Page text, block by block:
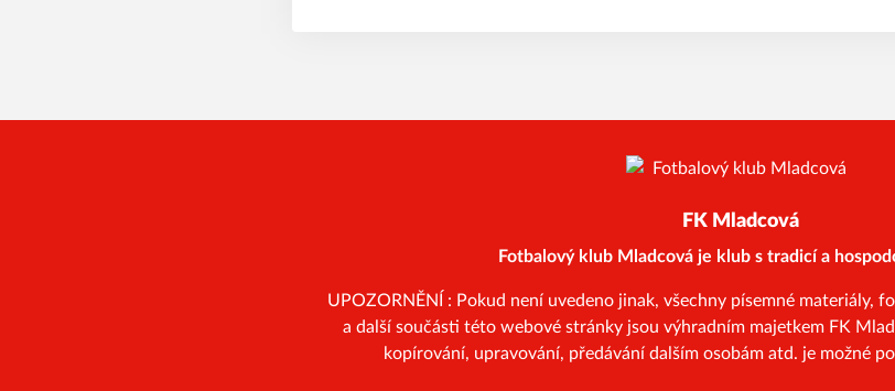
FK Mladcová
Fotbalový klub Mladcová je klub s tradicí a
UPOZORNĚNÍ : Pokud není uvedeno jinak, všechny písemné materiály,
a další součásti této webové stránky jsou výhradním majetkem FK
kopírování, upravování, předávání dalším osobám atd. je možné